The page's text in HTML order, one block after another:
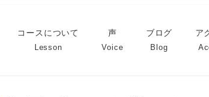
コースについて
Lesson
声
Voice
ブログ
Blog
ア